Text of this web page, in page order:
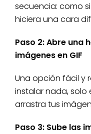
secuencia: como
hiciera una cara
Paso 2: Abre una
imágenes en GIF
Una opción fácil y
instalar nada,
arrastra tus
Paso 3: Sube las